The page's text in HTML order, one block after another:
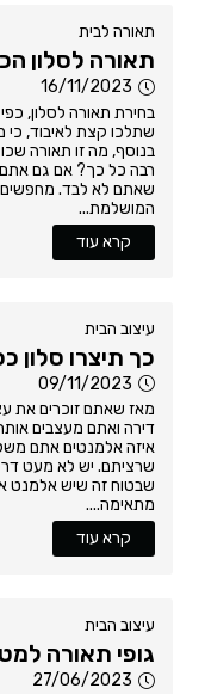
תאורה לבית
תאורה לסלון
16/11/2023
בחירת תאורה לסלון,
שתלכו קצת לאיבוד, כי
בנוסף, מה זו תאורה
רבה כל כך? אם גם
שאתם לא לבד. מחפשים
המושלמת...
קרא עוד
עיצוב הבית
כך תיצרו סלון
09/11/2023
מאז שאתם זוכרים את
דירה ואתם מעצבים
איזה אלמנטים אתם
שרציתם. יש לא מעט
שבטוח זה שיש אלמנט
מתאימה....
קרא עוד
עיצוב הבית
גופי תאורה
27/06/2023